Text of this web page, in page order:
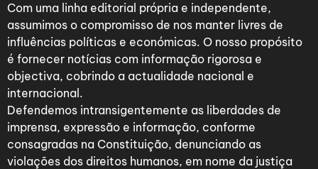
Com uma linha editorial própria e independente,
assumimos o compromisso de nos manter livres de
influências políticas e económicas. O nosso propósito
é fornecer notícias com informação rigorosa e
objectiva, cobrindo a actualidade nacional e
internacional.
Defendemos intransigentemente as liberdades de
imprensa, expressão e informação, conforme
consagradas na Constituição, denunciando as
violações dos direitos humanos, em nome da justiça